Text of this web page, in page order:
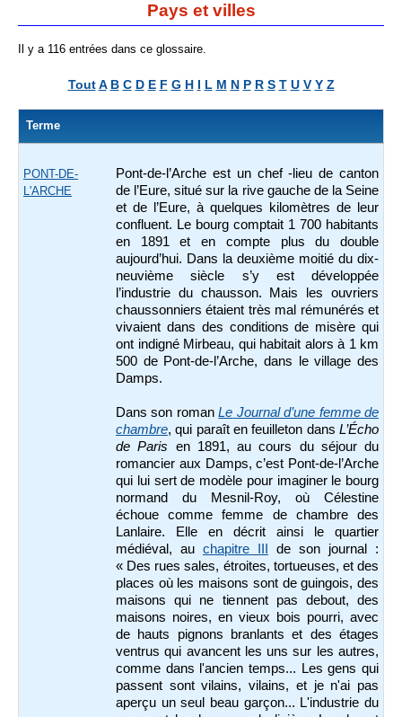
Pays et villes
Il y a 116 entrées dans ce glossaire.
Tout A B C D E F G H I L M N P R S T U V Y Z
Terme
PONT-DE-
L'ARCHE
Pont-de-l’Arche est un chef -lieu de canton
de l’Eure, situé sur la rive gauche de la Seine
et de l’Eure, à quelques kilomètres de leur
confluent. Le bourg comptait 1 700 habitants
en 1891 et en compte plus du double
aujourd’hui. Dans la deuxième moitié du dix-
neuvième siècle s’y est développée
l’industrie du chausson. Mais les ouvriers
chaussonniers étaient très mal rémunérés et
vivaient dans des conditions de misère qui
ont indigné Mirbeau, qui habitait alors à 1 km
500 de Pont-de-l’Arche, dans le village des
Damps.
Dans son romanLe Journal d’une femme de
chambre, qui paraît en feuilleton dans L’Écho
de Paris en 1891, au cours du séjour du
romancier aux Damps, c’est Pont-de-l’Arche
qui lui sert de modèle pour imaginer le bourg
normand du Mesnil-Roy, où Célestine
échoue comme femme de chambre des
Lanlaire. Elle en décrit ainsi le quartier
médiéval, au chapitre III
de son journal :
« Des rues sales, étroites, tortueuses, et des
places où les maisons sont de guingois, des
maisons qui ne tiennent pas debout, des
maisons noires, en vieux bois pourri, avec
de hauts pignons branlants et des étages
ventrus qui avancent les uns sur les autres,
comme dans l'ancien temps... Les gens qui
passent sont vilains, vilains, et je n'ai pas
aperçu un seul beau garçon... L'industrie du